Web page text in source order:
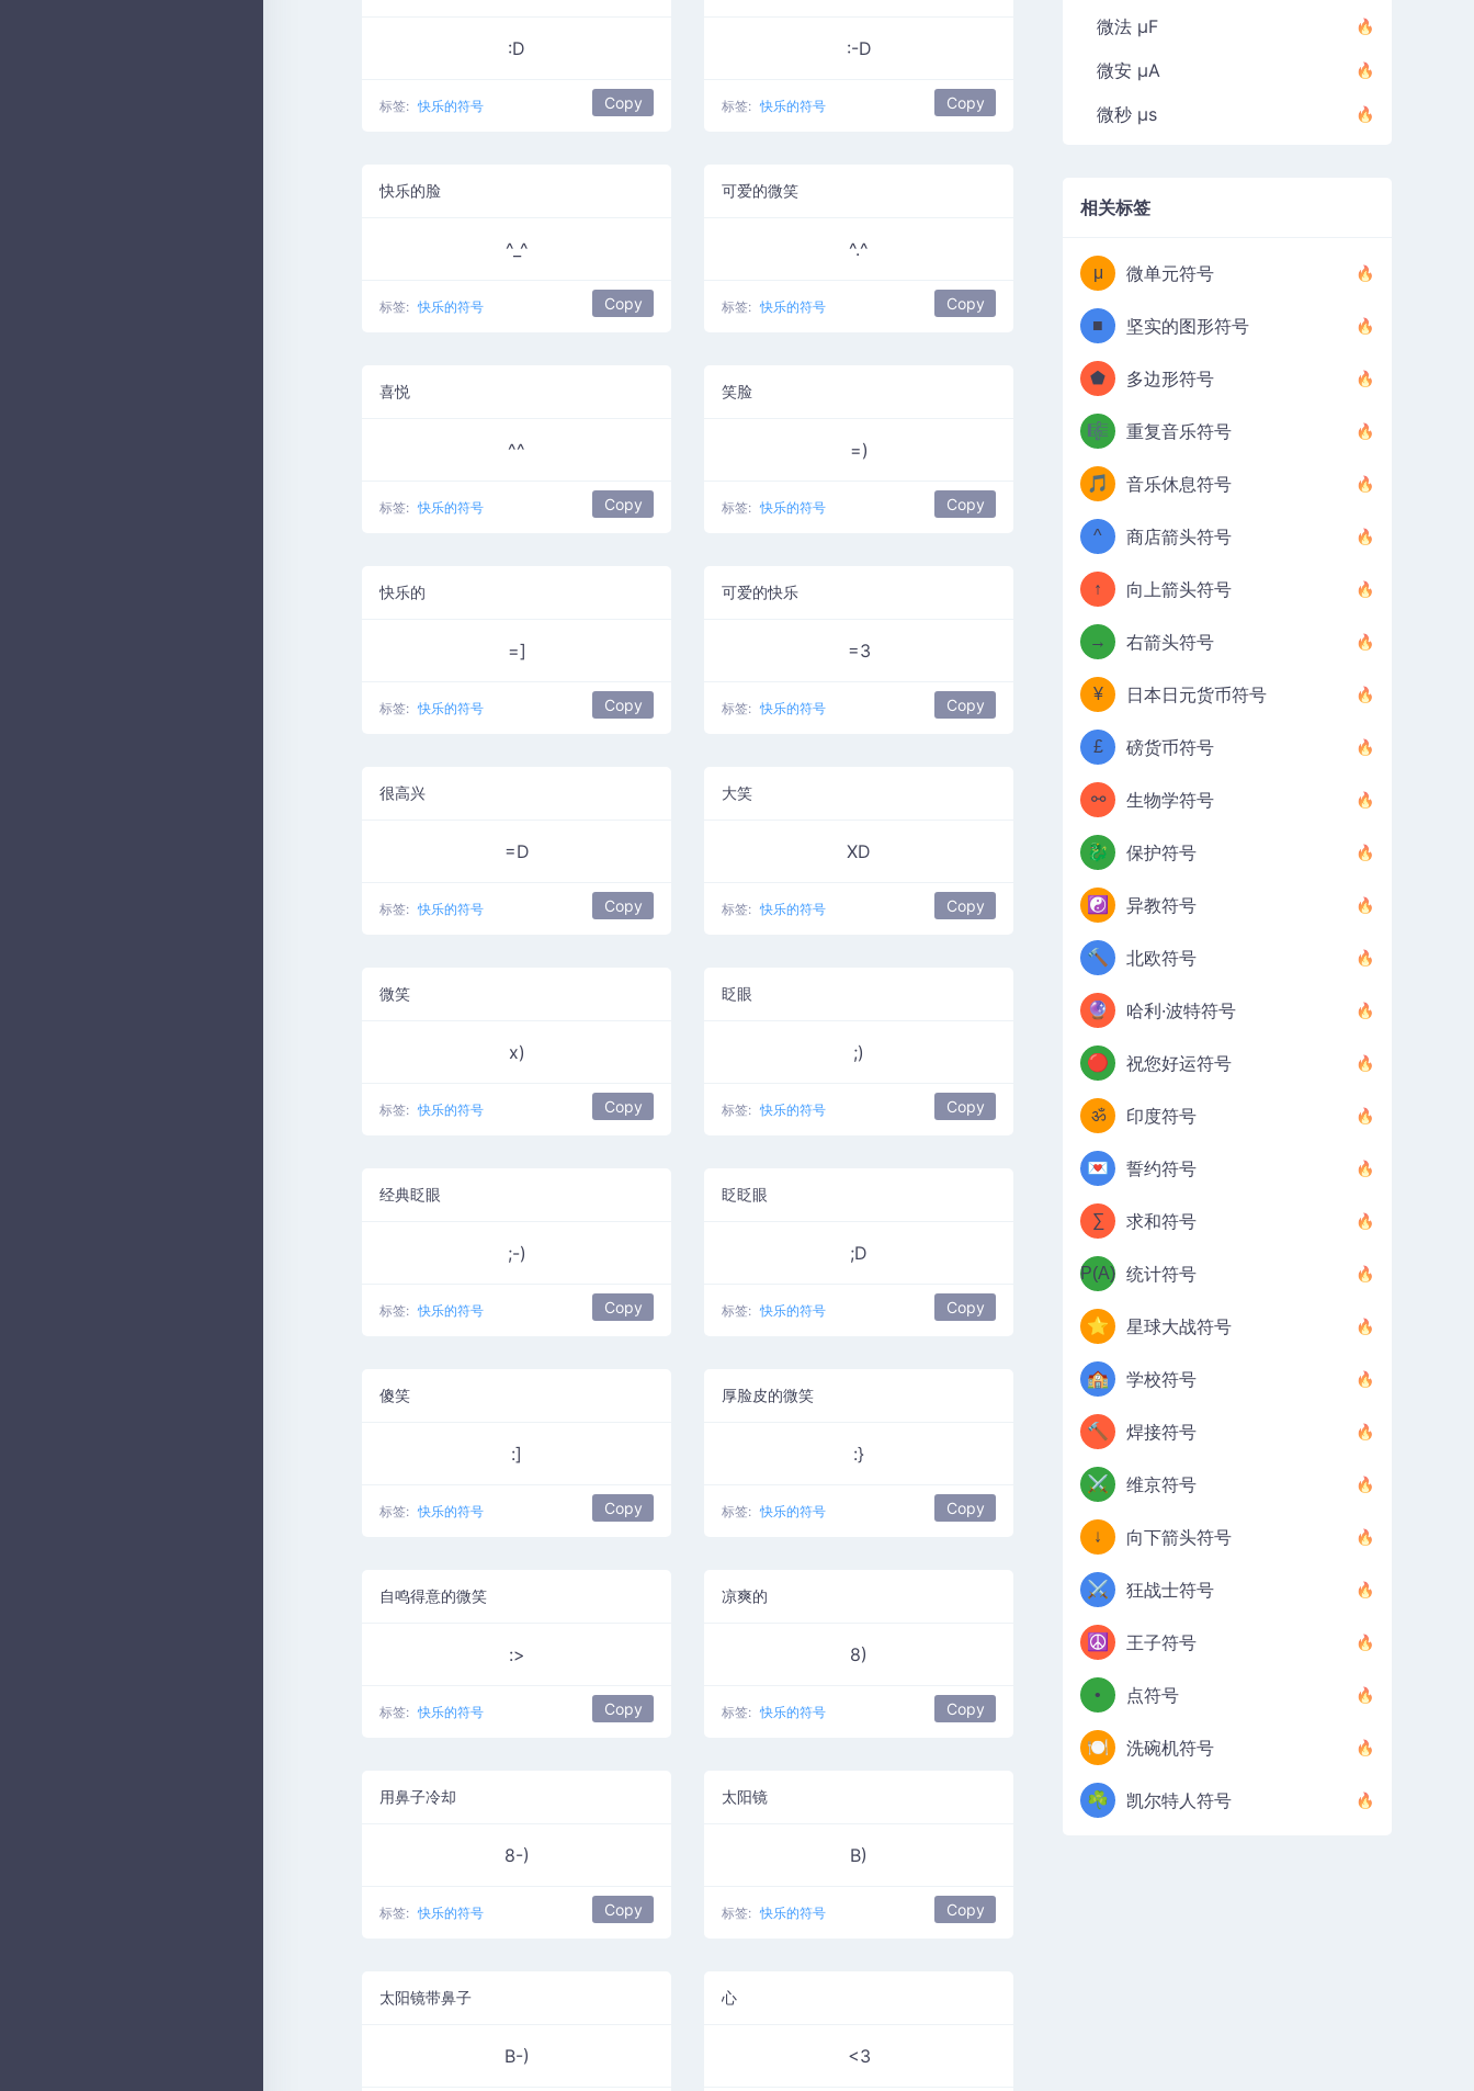
:D
标签: 快乐的符号 Copy
:-D
标签: 快乐的符号 Copy
快乐的脸
^_^
标签: 快乐的符号 Copy
可爱的微笑
^.^
标签: 快乐的符号 Copy
喜悦
^^
标签: 快乐的符号 Copy
笑脸
=)
标签: 快乐的符号 Copy
快乐的
=]
标签: 快乐的符号 Copy
可爱的快乐
=3
标签: 快乐的符号 Copy
很高兴
=D
标签: 快乐的符号 Copy
大笑
XD
标签: 快乐的符号 Copy
微笑
x)
标签: 快乐的符号 Copy
眨眼
;)
标签: 快乐的符号 Copy
经典眨眼
;-)
标签: 快乐的符号 Copy
眨眨眼
;D
标签: 快乐的符号 Copy
傻笑
:]
标签: 快乐的符号 Copy
厚脸皮的微笑
:}
标签: 快乐的符号 Copy
自鸣得意的微笑
:>
标签: 快乐的符号 Copy
凉爽的
8)
标签: 快乐的符号 Copy
用鼻子冷却
8-)
标签: 快乐的符号 Copy
太阳镜
B)
标签: 快乐的符号 Copy
太阳镜带鼻子
B-)
心
<3
微法 µF
微安 µA
微秒 µs
相关标签
μ 微单元符号
■ 坚实的图形符号
⬟ 多边形符号
🎼 重复音乐符号
🎵 音乐休息符号
^ 商店箭头符号
↑ 向上箭头符号
→ 右箭头符号
¥ 日本日元货币符号
£ 磅货币符号
⚯ 生物学符号
🐉 保护符号
☯️ 异教符号
🔨 北欧符号
🔮 哈利·波特符号
🔴 祝您好运符号
ॐ 印度符号
💌 誓约符号
∑ 求和符号
P(A) 统计符号
⭐ 星球大战符号
🏫 学校符号
🔨 焊接符号
⚔️ 维京符号
↓ 向下箭头符号
⚔️ 狂战士符号
☮️ 王子符号
• 点符号
🍽️ 洗碗机符号
☘️ 凯尔特人符号